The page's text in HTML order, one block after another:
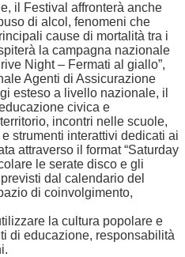
il Festival affronterà anche
di alcol, fenomeni che
cause di mortalità tra i
la campagna nazionale
Night – Fermati al giallo”,
Agenti di Assicurazione
esteso a livello nazionale, il
civica e
incontri nelle scuole,
strumenti interattivi dedicati ai
attraverso il format “Saturday
le serate disco e gli
dal calendario del
di coinvolgimento,
la cultura popolare e
di educazione, responsabilità